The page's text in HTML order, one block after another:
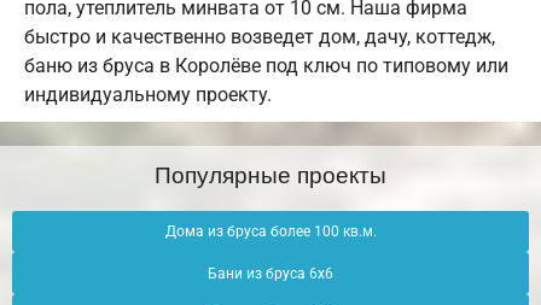
пола, утеплитель минвата от 10 см. Наша фирма
быстро и качественно возведет дом, дачу, коттедж,
баню из бруса в Королёве под ключ по типовому или
индивидуальному проекту.
Популярные проекты
Дома из бруса более 100 кв.м.
Бани из бруса 6х6